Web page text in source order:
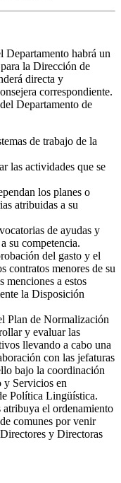
Departamento habrá un
la Dirección de
directa y
correspondiente.
Departamento de
de trabajo de la
las actividades que se
los planes o
atribuidas a su
de ayudas y
su competencia.
del gasto y el
contratos menores de su
menciones a estos
la Disposición
Plan de Normalización
y evaluar las
llevando a cabo una
con las jefaturas
bajo la coordinación
y Servicios en
Política Lingüística.
atribuya el ordenamiento
comunes por venir
y Directoras